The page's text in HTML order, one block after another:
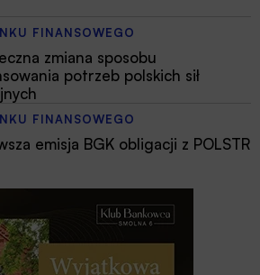
FINANSOWEGO
zmiana sposobu
potrzeb polskich sił
FINANSOWEGO
emisja BGK obligacji z POLSTR